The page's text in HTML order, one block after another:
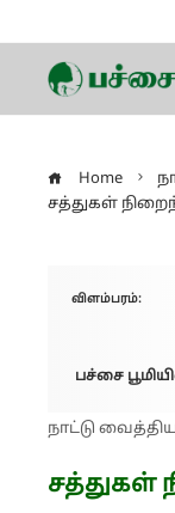
Home
சத்துகள்
விளம்பரம்:
பச்சை
நாட்டு
சத்துகள்